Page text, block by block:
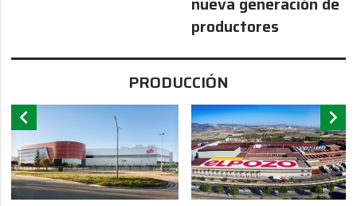
productores
PRODUCCIÓN
chevron_left
chevron_right